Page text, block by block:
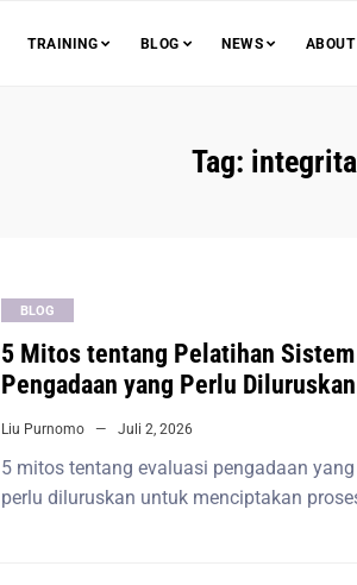
TRAINING BLOG NEWS ABOUT
Tag:
BLOG
5 Mitos tentang Pelatihan
Pengadaan yang Perlu Diluruskan
Liu Purnomo Juli 2, 2026
5 mitos tentang evaluasi pengadaan
perlu diluruskan untuk menciptakan